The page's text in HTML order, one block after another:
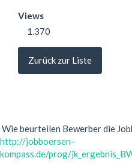
Views
1.370
Zurück zur Liste
Wie beurteilen Bewerber die
http://jobboersen-
kompass.de/prog/